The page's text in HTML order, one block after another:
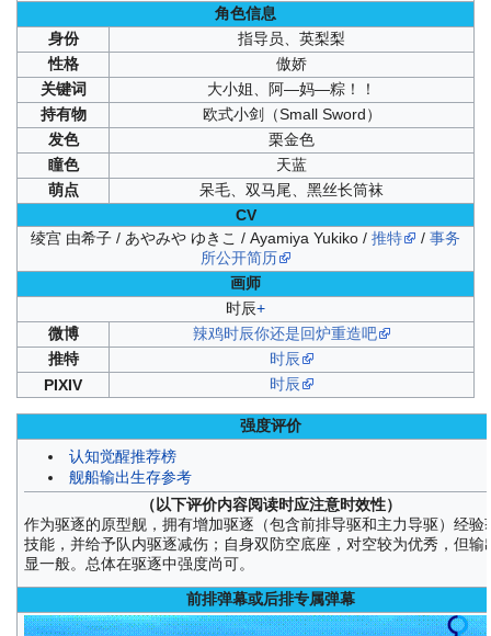
角色信息
身份
指导员、 英梨梨
性格
傲娇
关键词
大小姐、
阿—妈—粽！！
持有物
欧式小剑（Small Sword）
发色
栗金色
瞳色
天蓝
萌点
呆毛、双马尾、黑丝长筒袜
CV
绫宫 由希子 / あやみや ゆきこ / Ayamiya Yukiko / 推特 / 事务
所公开简历
画师
时辰+
微博
辣鸡时辰你还是回炉重造吧
推特
时辰
PIXIV
时辰
强度评价
认知觉醒推荐榜
舰船输出生存参考
（以下评价内容阅读时应注意时效性）
作为驱逐的原型舰，拥有增加驱逐（包含前排导驱和主力导驱）经验
技能，并给予队内驱逐减伤；自身双防空底座，对空较为优秀，但输
显一般。总体在驱逐中强度尚可。
前排弹幕或后排专属弹幕